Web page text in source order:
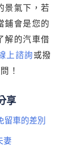
景氣下，若
鋪會是您的
解的汽車借
上諮詢或撥
！
享
留車的差別
妻